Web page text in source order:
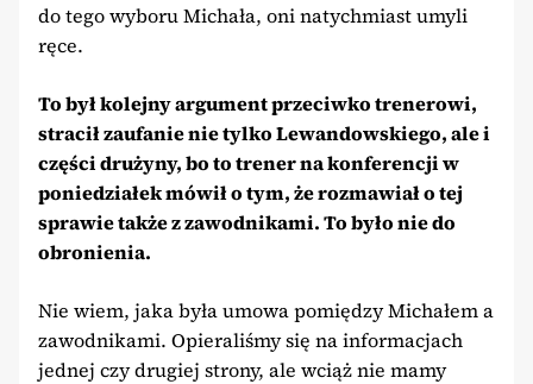
do tego wyboru Michała, oni natychmiast umyli
ręce.
To był kolejny argument przeciwko trenerowi,
stracił zaufanie nie tylko Lewandowskiego, ale i
części drużyny, bo to trener na konferencji w
poniedziałek mówił o tym, że rozmawiał o tej
sprawie także z zawodnikami. To było nie do
obronienia.
Nie wiem, jaka była umowa pomiędzy Michałem a
zawodnikami. Opieraliśmy się na informacjach
jednej czy drugiej strony, ale wciąż nie mamy